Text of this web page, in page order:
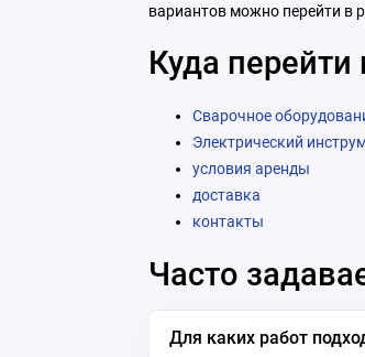
вариантов можно перейти в
Куда перейти
Сварочное
Электрический
условия аренды
доставка
контакты
Часто
Для каких работ